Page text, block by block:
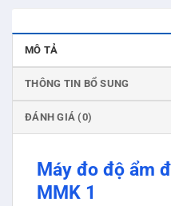
MÔ TẢ
THÔNG TIN BỔ SUNG
ĐÁNH GIÁ (0)
Máy đo độ ẩm
MMK 1